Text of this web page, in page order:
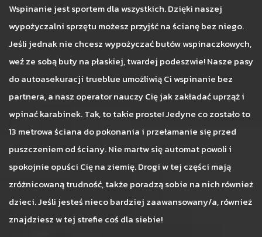
Wspinanie jest sportem dla wszystkich. Dzięki naszej
wypożyczalni sprzętu możesz przyjść na ścianę bez niego.
Jeśli jednak nie chcesz wypożyczać butów wspinaczkowych,
weź ze sobą buty na płaskiej, twardej podeszwie! Nasze pasy
do autoasekuracji trueblue umożliwią Ci wspinanie bez
partnera, a nasz operator nauczy Cię jak zakładać uprząż i
wpinać karabinek. Tak, to takie proste! Jedyne co zostało to
13 metrowa ściana do pokonania i przełamanie się przed
puszczeniem od ściany. Nie martw się automat powoli i
spokojnie opuści Cię na ziemię. Drogi w tej części mają
zróżnicowaną trudność, także poradzą sobie na nich również
dzieci. Jeśli jesteś nieco bardziej zaawansowany/a, również
znajdziesz w tej strefie coś dla siebie!